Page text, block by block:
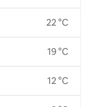
22 °C
19 °C
12 °C